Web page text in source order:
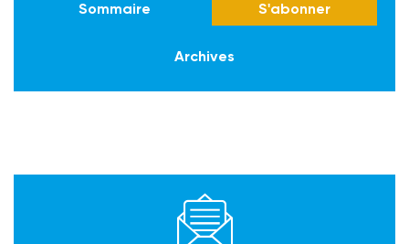
Sommaire S'abonner
Archives